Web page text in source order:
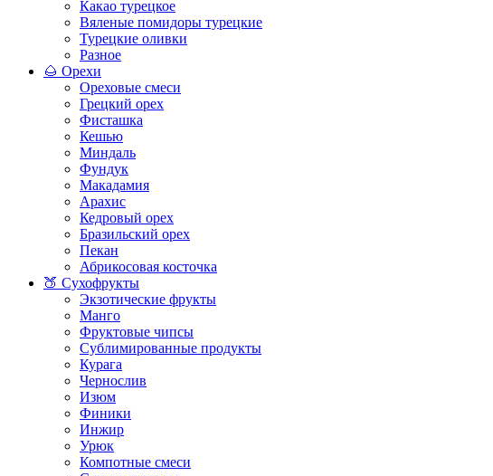
Какао турецкое
Вяленые помидоры турецкие
Турецкие оливки
Разное
🌰 Орехи
Ореховые смеси
Грецкий орех
Фисташка
Кешью
Миндаль
Фундук
Макадамия
Арахис
Кедровый орех
Бразильский орех
Пекан
Абрикосовая косточка
🍑 Сухофрукты
Экзотические фрукты
Манго
Фруктовые чипсы
Сублимированные продукты
Курага
Чернослив
Изюм
Финики
Инжир
Урюк
Компотные смеси